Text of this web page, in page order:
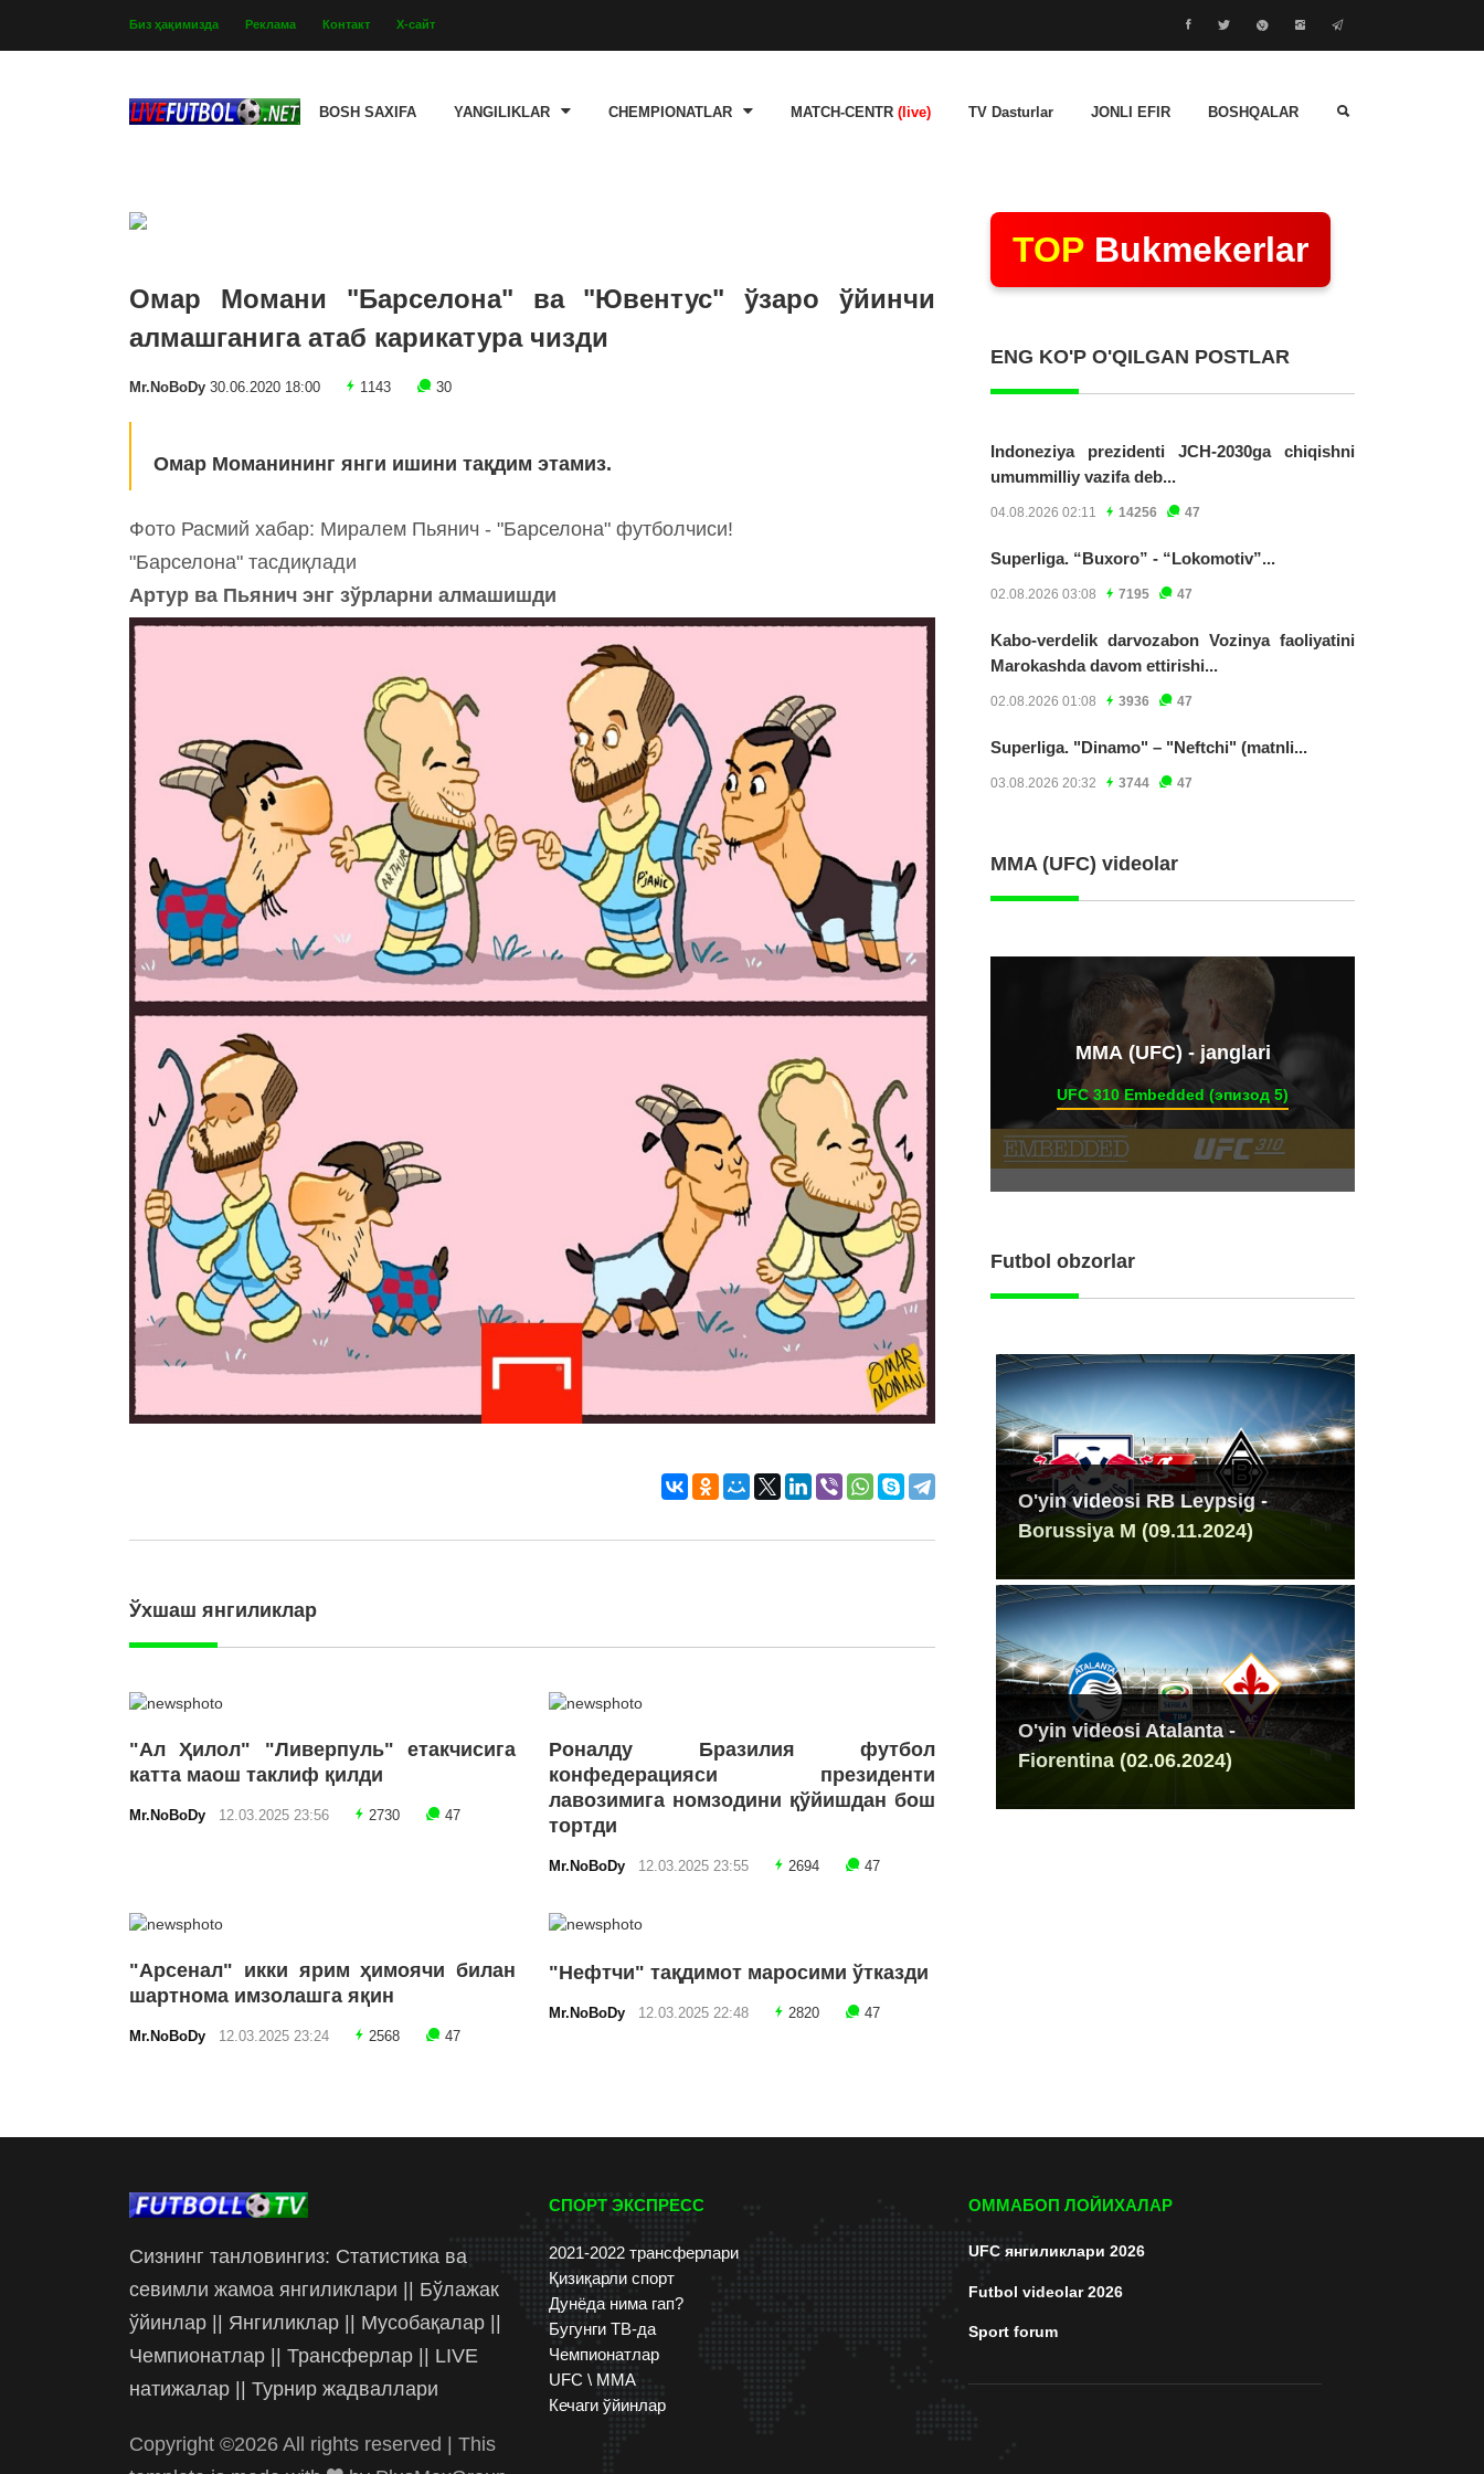
Биз ҳақимизда Реклама Контакт Х-сайт
BOSH SAXIFA YANGILIKLAR CHEMPIONATLAR MATCH-CENTR (live) TV Dasturlar JONLI EFIR BOSHQALAR
Омар Момани "Барселона" ва "Ювентус" ўзаро ўйинчи
алмашганига атаб карикатура чизди
Mr.NoBoDy 30.06.2020 18:00 1143 30
Омар Моманининг янги ишини тақдим этамиз.
Фото Расмий хабар: Миралем Пьянич - "Барселона" футболчиси!
"Барселона" тасдиқлади
Артур ва Пьянич энг зўрларни алмашишди
Ўхшаш янгиликлар
"Ал Ҳилол" "Ливерпуль" етакчисига
катта маош таклиф қилди
Mr.NoBoDy 12.03.2025 23:56 2730 47
Роналду Бразилия футбол
конфедерацияси президенти
лавозимига номзодини қўйишдан бош
тортди
Mr.NoBoDy 12.03.2025 23:55 2694 47
"Арсенал" икки ярим ҳимоячи билан
шартнома имзолашга яқин
Mr.NoBoDy 12.03.2025 23:24 2568 47
"Нефтчи" тақдимот маросими ўтказди
Mr.NoBoDy 12.03.2025 22:48 2820 47
TOP Bukmekerlar
ENG KO'P O'QILGAN POSTLAR
Indoneziya prezidenti JCH-2030ga chiqishni
umummilliy vazifa deb...
04.08.2026 02:11 14256 47
Superliga. “Buxoro” - “Lokomotiv”...
02.08.2026 03:08 7195 47
Kabo-verdelik darvozabon Vozinya faoliyatini
Marokashda davom ettirishi...
02.08.2026 01:08 3936 47
Superliga. "Dinamo" – "Neftchi" (matnli...
03.08.2026 20:32 3744 47
MMA (UFC) videolar
ММА (UFC) - janglari
UFC 310 Embedded (эпизод 5)
Futbol obzorlar
O'yin videosi RB Leypsig -
Borussiya M (09.11.2024)
O'yin videosi Atalanta -
Fiorentina (02.06.2024)
Сизнинг танловингиз: Статистика ва
севимли жамоа янгиликлари || Бўлажак
ўйинлар || Янгиликлар || Мусобақалар ||
Чемпионатлар || Трансферлар || LIVE
натижалар || Турнир жадваллари
Copyright ©2026 All rights reserved | This
СПОРТ ЭКСПРЕСС
2021-2022 трансферлари
Қизиқарли спорт
Дунёда нима гап?
Бугунги ТВ-да
Чемпионатлар
UFC \ ММА
Кечаги ўйинлар
ОММАБОП ЛОЙИХАЛАР
UFC янгиликлари 2026
Futbol videolar 2026
Sport forum